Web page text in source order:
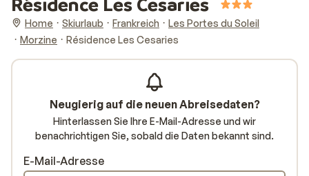
Home Skiurlaub Frankreich
Les Portes du Soleil
Morzine
Résidence Les Cesaries
Neugierig auf die neuen Abreisedaten?
Hinterlassen Sie Ihre E-Mail-Adresse und wir
benachrichtigen Sie, sobald die Daten bekannt sind.
E-Mail-Adresse